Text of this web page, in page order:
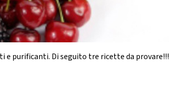
e purificanti. Di seguito tre ricette da provare!!!